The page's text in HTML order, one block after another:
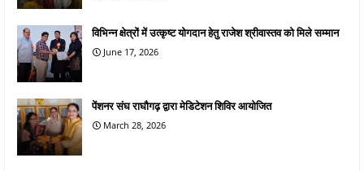
विभिन्न क्षेत्रों में उत्कृष्ट योगदान हेतु राजेश श्रीवास्तव को मिले सम्मान
June 17, 2026
पेंशनर संघ राघौगढ़ द्वारा मेडिटेशन शिविर आयोजित
March 28, 2026